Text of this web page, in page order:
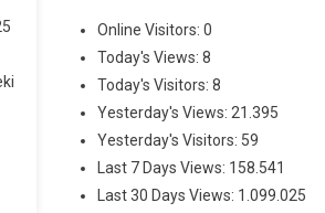
Online Visitors:0
Today's Views:8
Today's Visitors:8
Yesterday's Views: 21.395
Yesterday's Visitors: 59
Last 7 Days Views: 158.541
Last 30 Days Views: 1.099.025